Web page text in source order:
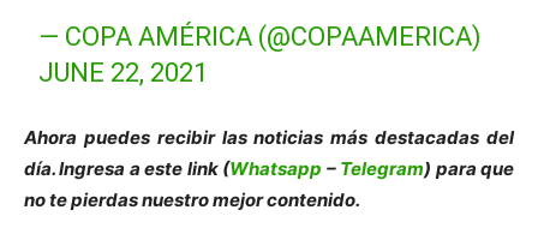
— COPA AMÉRICA (@COPAAMERICA)
JUNE 22, 2021
Ahora puedes recibir las noticias más destacadas del
día. Ingresa a este link (Whatsapp – Telegram) para que
no te pierdas nuestro mejor contenido.